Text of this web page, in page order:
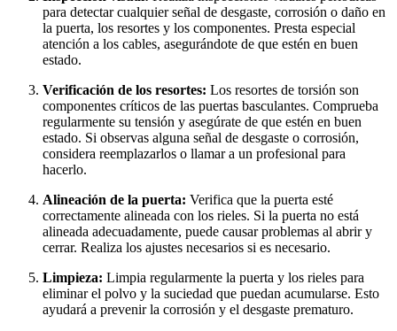
para detectar cualquier señal de desgaste, corrosión o daño en
la puerta, los resortes y los componentes. Presta especial
atención a los cables, asegurándote de que estén en buen
estado.
Verificación de los resortes: Los resortes de torsión son
componentes críticos de las puertas basculantes. Comprueba
regularmente su tensión y asegúrate de que estén en buen
estado. Si observas alguna señal de desgaste o corrosión,
considera reemplazarlos o llamar a un profesional para
hacerlo.
Alineación de la puerta: Verifica que la puerta esté
correctamente alineada con los rieles. Si la puerta no está
alineada adecuadamente, puede causar problemas al abrir y
cerrar. Realiza los ajustes necesarios si es necesario.
Limpieza: Limpia regularmente la puerta y los rieles para
eliminar el polvo y la suciedad que puedan acumularse. Esto
ayudará a prevenir la corrosión y el desgaste prematuro.